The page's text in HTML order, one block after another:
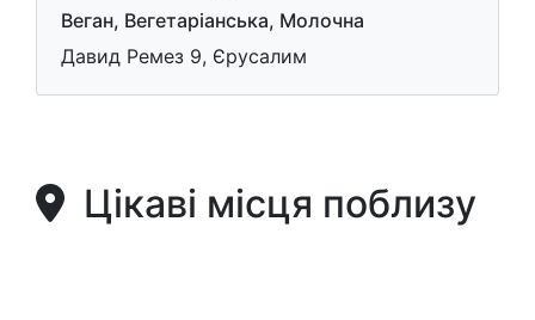
Веган, Вегетаріанська, Молочна
Дaвид Ремез 9, Єрусалим
Цікаві місця поблизу